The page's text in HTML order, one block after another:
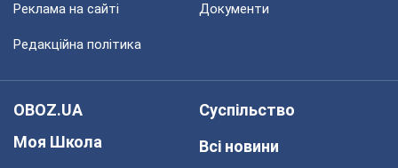
Реклама на сайті Документи
Редакційна політика
OBOZ.UA
Моя Школа
Суспільство
Всі новини